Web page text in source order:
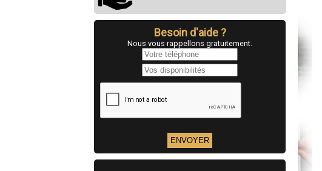
Besoin d'aide ?
Nous vous rappellons gratuitement.